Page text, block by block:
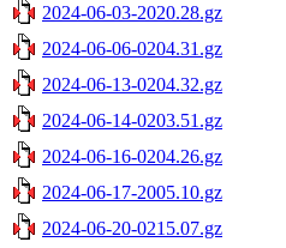
2024-06-03-2020.28.gz
2024-06-06-0204.31.gz
2024-06-13-0204.32.gz
2024-06-14-0203.51.gz
2024-06-16-0204.26.gz
2024-06-17-2005.10.gz
2024-06-20-0215.07.gz